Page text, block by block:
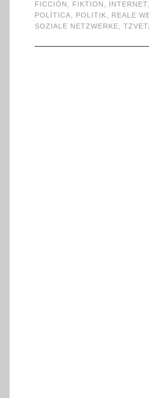
FICCIÓN , FIKTION , INTERNET,
POLÍTICA, POLITIK, REALE
SOZIALE NETZWERKE,